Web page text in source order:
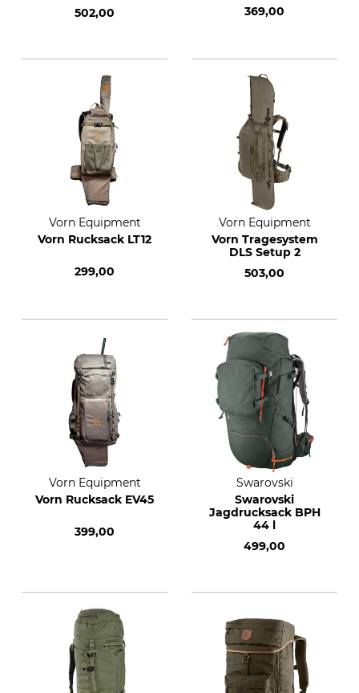
502,00
369,00
Vorn Equipment
Vorn Rucksack LT12
299,00
Vorn Equipment
Vorn Tragesystem
DLS Setup 2
503,00
Vorn Equipment
Vorn Rucksack EV45
399,00
Swarovski
Swarovski
Jagdrucksack BPH
44 l
499,00